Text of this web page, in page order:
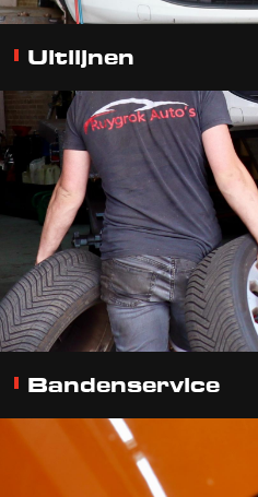
Uitlijnen
Bandenservice